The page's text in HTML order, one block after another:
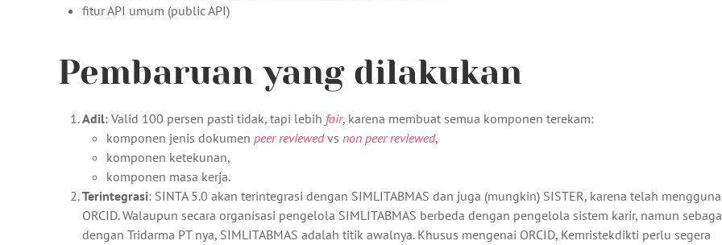
fitur API umum (public API)
Pembaruan yang dilakukan
Adil: Valid 100 persen pasti tidak, tapi lebih fair, karena membuat semua komponen terekam:
komponen jenis dokumen peer reviewedvs non peer reviewed,
komponen ketekunan,
komponen masa kerja.
Terintegrasi: SINTA 5.0 akan terintegrasi dengan SIMLITABMAS dan juga (mungkin) SISTER, karena telah
ORCID. Walaupun secara organisasi pengelola SIMLITABMAS berbeda dengan pengelola sistem karir, namun
dengan Tridarma PT nya, SIMLITABMAS adalah titik awalnya. Khusus mengenai ORCID, Kemristekdikti perlu segera